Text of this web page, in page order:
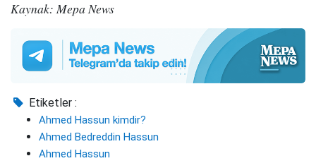
Kaynak: Mepa News
Etiketler :
Ahmed Hassun kimdir?
Ahmed Bedreddin Hassun
Ahmed Hassun